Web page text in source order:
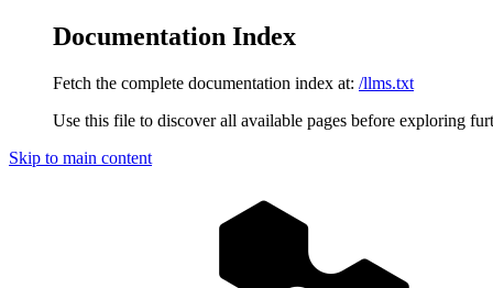
Documentation Index
Fetch the complete documentation index at: /llms.txt
Use this file to discover all available pages before exploring
Skip to main content